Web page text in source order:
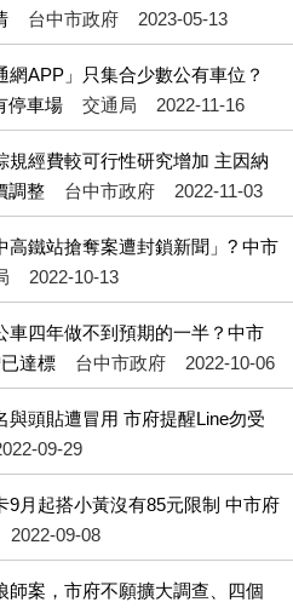
台中市政府 2023-05-13
網APP」只集合少數公有車位？
停車場
交通局 2022-11-16
規經費較可行性研究增加 主因納
調整
台中市政府 2022-11-03
高鐵站搶奪案遭封鎖新聞」? 中市
2022-10-13
車四年做不到預期的一半？中市
達標
台中市政府 2022-10-06
與頭貼遭冒用 市府提醒Line勿受
09-29
9月起搭小黃沒有85元限制 中市府
2022-09-08
師案，市府不願擴大調查、四個